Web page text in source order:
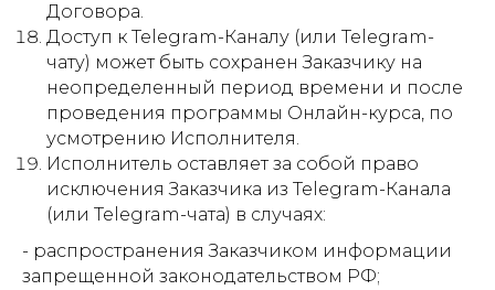
Договора.
Доступ к Telegram-Каналу (или Telegram-
чату) может быть сохранен Заказчику на
неопределенный период времени и после
проведения программы Онлайн-курса, по
усмотрению Исполнителя.
Исполнитель оставляет за собой право
исключения Заказчика из Telegram-Канала
(или Telegram-чата) в случаях:
- распространения Заказчиком информации
запрещенной законодательством РФ;